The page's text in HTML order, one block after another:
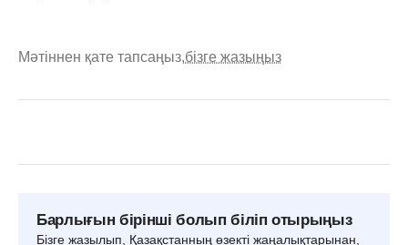
Мәтіннен қате тапсаңыз,бізге жазыңыз
Барлығын бірінші болып біліп отырыңыз
Бізге жазылып, Қазақстанның өзекті жаңалықтарынан,